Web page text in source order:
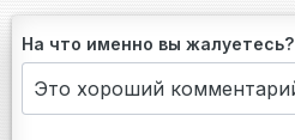
На что именно вы жалуетесь?